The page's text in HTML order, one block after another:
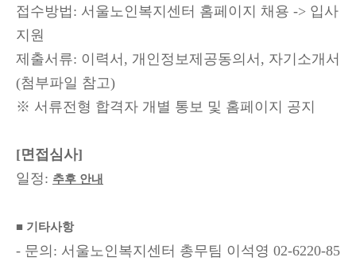
접수방법 : 서울노인복지센터 홈페이지 채용 -> 입사
지원
제출서류: 이력서 , 개인정보제공동의서 , 자기소개서
(첨부파일 참고)
※ 서류전형 합격자 개별 통보 및 홈페이지 공지
[면접심사]
일정: 추후 안내
■ 기타사항
- 문의 : 서울노인복지센터 총무팀 이석영 02-6220-85